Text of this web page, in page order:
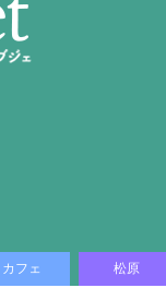
カフェ 松原